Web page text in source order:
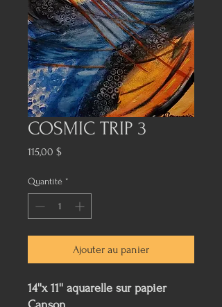
COSMIC TRIP 3
115,00 $Prix
Quantité *
Ajouter au panier
14''x 11'' aquarelle sur papier